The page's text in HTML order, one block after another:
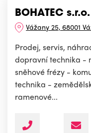
BOHATEC s.r.o.
Vážany 25, 68001
Prodej, servis,
dopravní technika -
sněhové frézy -
technika -
ramenové...